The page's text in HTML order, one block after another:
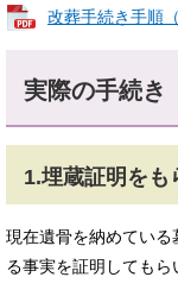
改葬手続き手順
実際の手続き
1.埋蔵証明をも
現在遺骨を納めてい
る事実を証明してもら